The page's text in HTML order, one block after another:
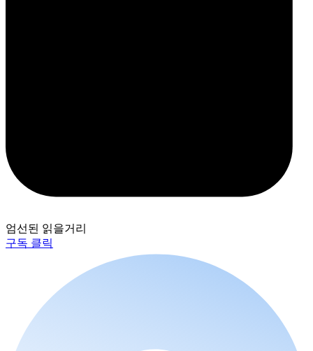
엄선된 읽을거리
구독 클릭